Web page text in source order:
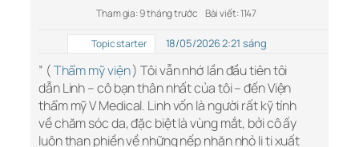
Tham gia: 9 tháng trước Bài viết: 1147
Topic starter 18/05/2026 2:21 sáng
” (Thẩm mỹ viện) Tôi vẫn nhớ lần đầu tiên tôi
dẫn Linh – cô bạn thân nhất của tôi – đến Viện
thẩm mỹ V Medical. Linh vốn là người rất kỹ tính
về chăm sóc da, đặc biệt là vùng mắt, bởi cô ấy
luôn than phiền về những nếp nhăn nhỏ li ti xuất